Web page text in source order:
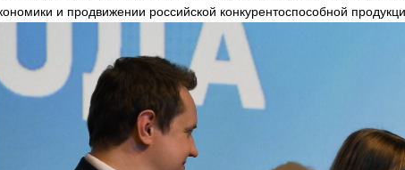
и продвижении российской конкурентоспособной